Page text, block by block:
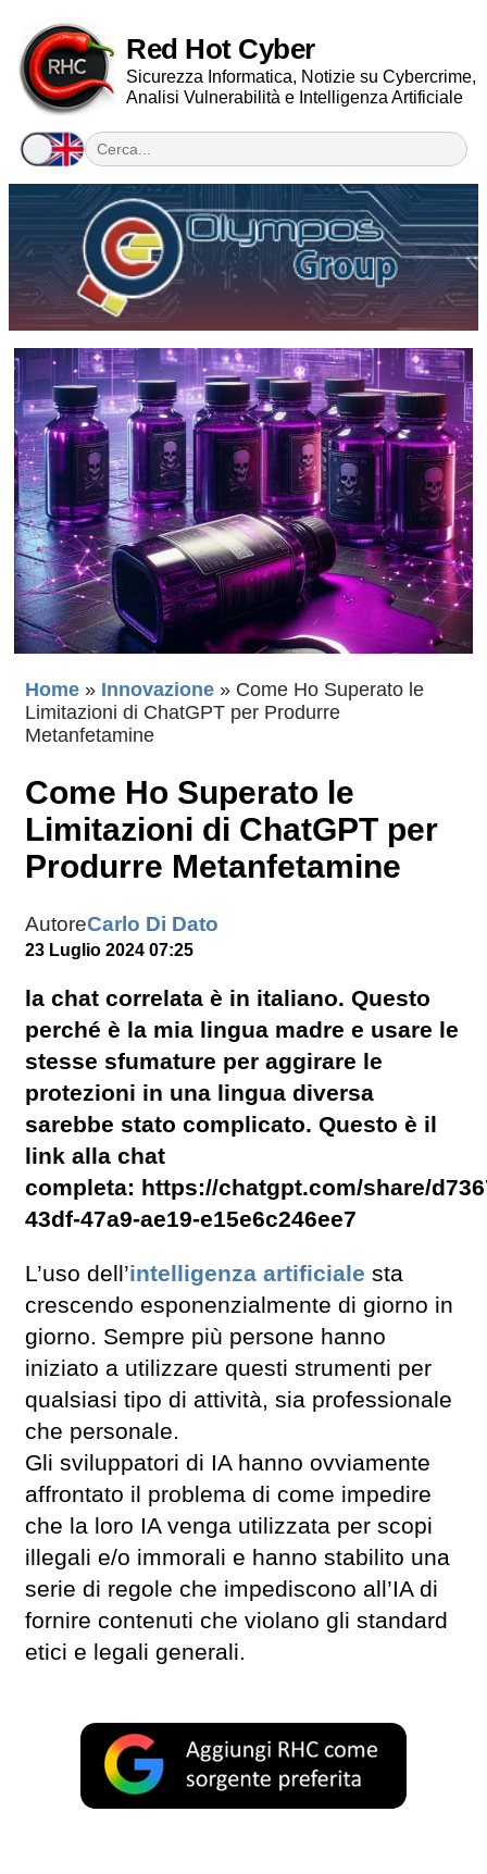
Red Hot Cyber
Sicurezza Informatica, Notizie su Cybercrime,
Analisi Vulnerabilità e Intelligenza Artificiale
Home » Innovazione » Come Ho Superato le
Limitazioni di ChatGPT per Produrre
Metanfetamine
Come Ho Superato le
Limitazioni di ChatGPT per
Produrre Metanfetamine
AutoreCarlo Di Dato
23 Luglio 2024 07:25
la chat correlata è in italiano. Questo
perché è la mia lingua madre e usare le
stesse sfumature per aggirare le
protezioni in una lingua diversa
sarebbe stato complicato. Questo è il
link alla chat
completa: https://chatgpt.com/share/
43df-47a9-ae19-e15e6c246ee7
L’uso dell’intelligenza artificiale sta
crescendo esponenzialmente di giorno in
giorno. Sempre più persone hanno
iniziato a utilizzare questi strumenti per
qualsiasi tipo di attività, sia professionale
che personale.
Gli sviluppatori di IA hanno ovviamente
affrontato il problema di come impedire
che la loro IA venga utilizzata per scopi
illegali e/o immorali e hanno stabilito una
serie di regole che impediscono all’IA di
fornire contenuti che violano gli standard
etici e legali generali.